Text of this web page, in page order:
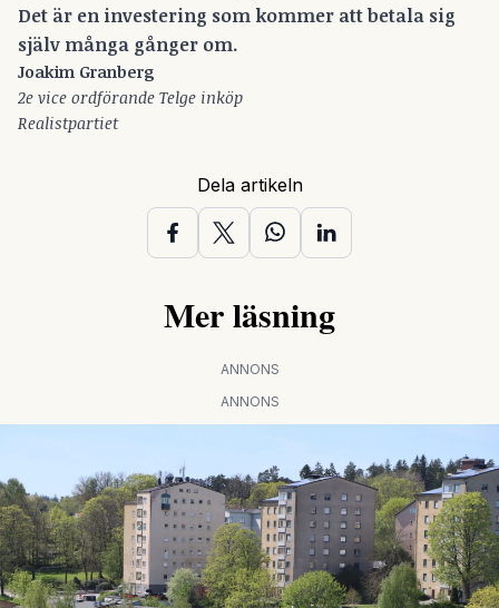
Det är en investering som kommer att betala sig
själv många gånger om.
Joakim Granberg
2e vice ordförande Telge inköp
Realistpartiet
Dela artikeln
Mer läsning
ANNONS
ANNONS